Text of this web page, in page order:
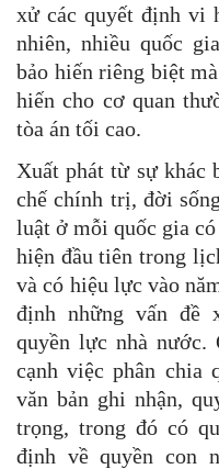
xử các quyết định vi
nhiên, nhiều quốc
bảo hiến riêng biệt
hiến cho cơ quan
tòa án tối cao.
Xuất phát từ sự khác
chế chính trị, đời
luật ở mỗi quốc gia
hiện đầu tiên trong
và có hiệu lực vào
định những vấn đề
quyền lực nhà nước.
cạnh việc phân chia
văn bản ghi nhận,
trọng, trong đó có
định về quyền con